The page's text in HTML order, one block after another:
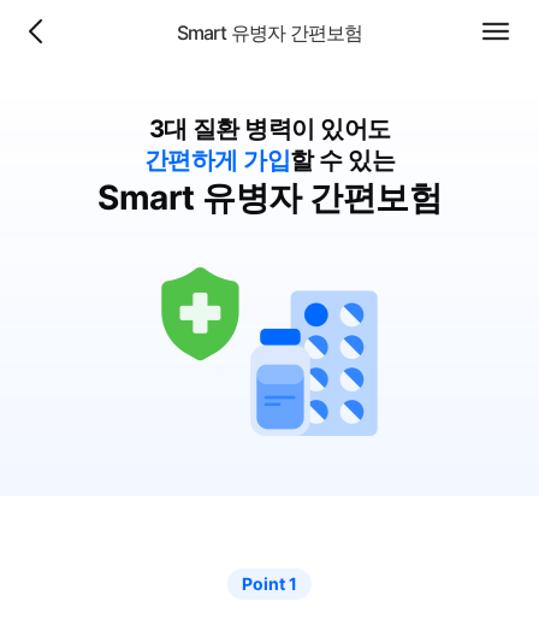
Smart 유병자 간편보험
이전
전체
3대 질환 병력이 있어도
간편하게 가입할 수 있는
Smart 유병자 간편보험
Point 1